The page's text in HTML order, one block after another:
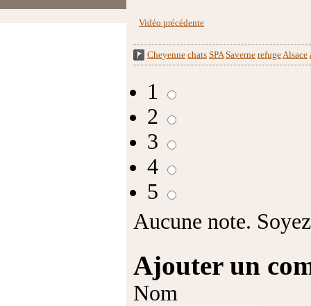
Vidéo précédente
Cheyenne chats SPA Saverne refugeAlsace
1
2
3
4
5
Aucune note.
Ajouter un
Nom